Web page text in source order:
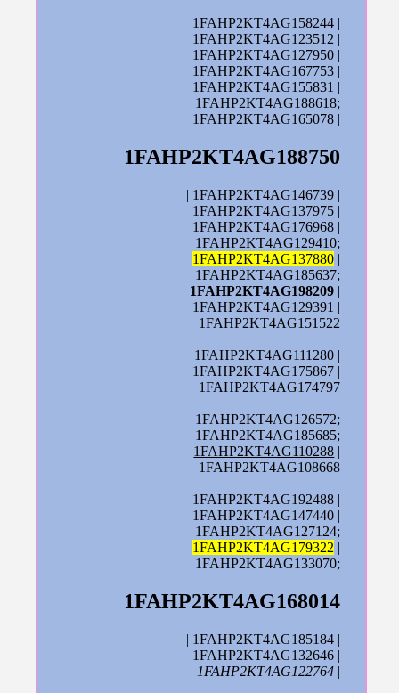
1FAHP2KT4AG158244 |
1FAHP2KT4AG123512 |
1FAHP2KT4AG127950 |
1FAHP2KT4AG167753 |
1FAHP2KT4AG155831 |
1FAHP2KT4AG188618;
1FAHP2KT4AG165078 |
1FAHP2KT4AG188750
| 1FAHP2KT4AG146739 |
1FAHP2KT4AG137975 |
1FAHP2KT4AG176968 |
1FAHP2KT4AG129410;
1FAHP2KT4AG137880 |
1FAHP2KT4AG185637;
1FAHP2KT4AG198209 |
1FAHP2KT4AG129391 |
1FAHP2KT4AG151522
1FAHP2KT4AG111280 |
1FAHP2KT4AG175867 |
1FAHP2KT4AG174797
1FAHP2KT4AG126572;
1FAHP2KT4AG185685;
1FAHP2KT4AG110288 |
1FAHP2KT4AG108668
1FAHP2KT4AG192488 |
1FAHP2KT4AG147440 |
1FAHP2KT4AG127124;
1FAHP2KT4AG179322 |
1FAHP2KT4AG133070;
1FAHP2KT4AG168014
| 1FAHP2KT4AG185184 |
1FAHP2KT4AG132646 |
1FAHP2KT4AG122764 |